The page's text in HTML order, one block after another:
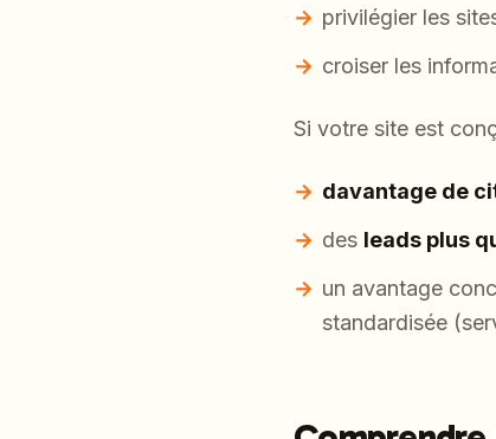
privilégier les
croiser les
Si votre site est
davantage de
des leads plus
un avantage
standardisée